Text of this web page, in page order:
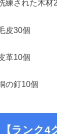
練された木
皮30個
革10個
の釘10個
【ランク4